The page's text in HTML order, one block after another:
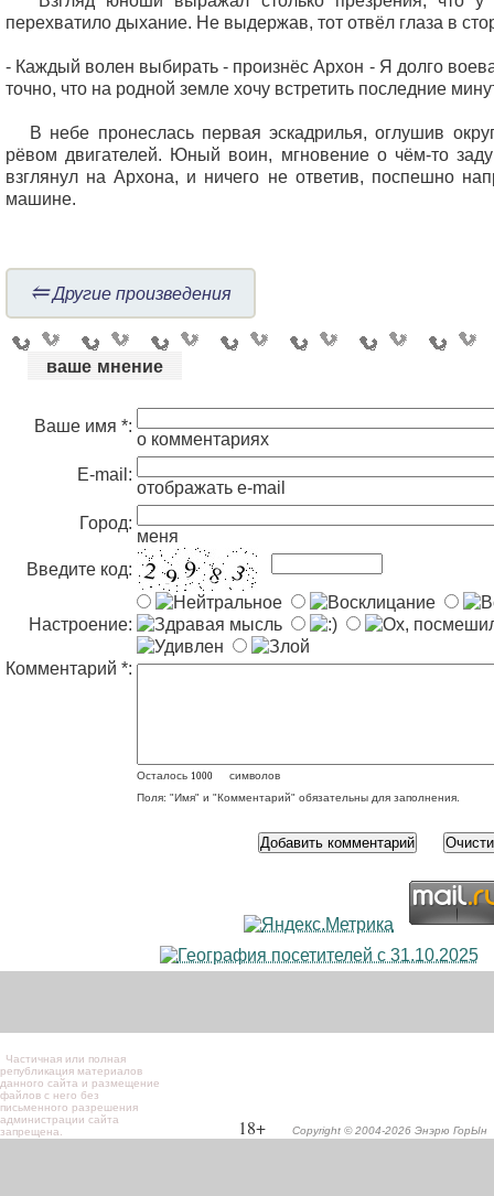
перехватило дыхание. Не выдержав, тот отвёл глаза в
- Каждый волен выбирать - произнёс Архон - Я долго
точно, что на родной земле хочу встретить последние
В небе пронеслась первая эскадрилья, оглушив
рёвом двигателей. Юный воин, мгновение о чём-то
взглянул на Архона, и ничего не ответив, поспешно
машине.
⥢Другие произведения
ваше мнение
Ваше имя *:
о комментариях
E-mail:
отображать e-mail
Город:
меня
Введите код:
Настроение:
Комментарий *:
Осталось
символов
Поля: "Имя" и "Комментарий" обязательны для заполнения.
Частичная или полная
републикация материалов
данного сайта и размещение
файлов с него без
письменного разрешения
администрации сайта
запрещена.
18+ Copyright © 2004-2026 Энэрю ГорЫн